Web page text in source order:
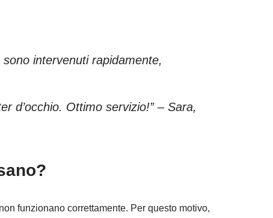
intervenuti rapidamente,
d’occhio. Ottimo servizio!” – Sara,
funzionano correttamente. Per questo motivo,